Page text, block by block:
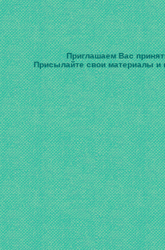
Приглашаем Вас
Присылайте свои материалы и